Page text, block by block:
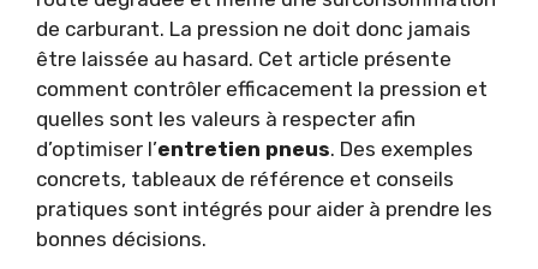
de carburant. La pression ne doit donc jamais
être laissée au hasard. Cet article présente
comment contrôler efficacement la pression et
quelles sont les valeurs à respecter afin
d’optimiser l’entretien pneus. Des exemples
concrets, tableaux de référence et conseils
pratiques sont intégrés pour aider à prendre les
bonnes décisions.